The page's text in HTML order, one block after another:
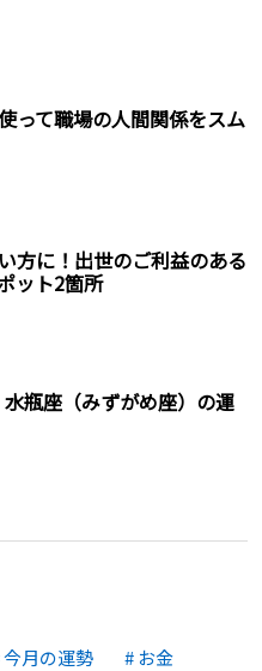
って職場の人間関係をスム
方に！出世のご利益のある
ット2箇所
水瓶座（みずがめ座）の運
今月の運勢
お金